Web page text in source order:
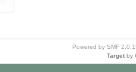
Powered by SMF
Target by